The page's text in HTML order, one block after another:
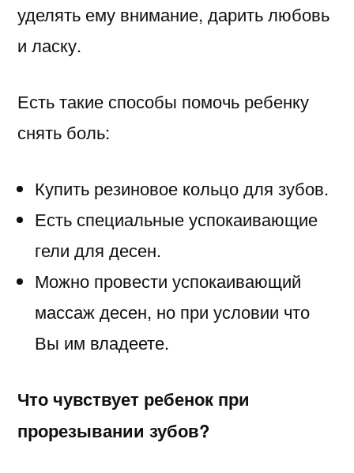
уделять ему внимание, дарить любовь
и ласку.
Есть такие способы помочь ребенку
снять боль:
Купить резиновое кольцо для зубов.
Есть специальные успокаивающие
гели для десен.
Можно провести успокаивающий
массаж десен, но при условии что
Вы им владеете.
Что чувствует ребенок при
прорезывании зубов?